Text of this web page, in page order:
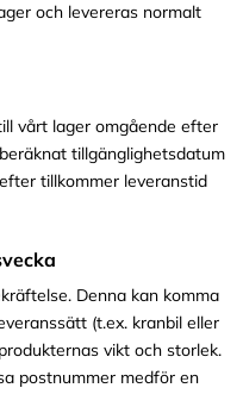
och levereras normalt
vårt lager omgående efter
tillgänglighetsdatum
tillkommer leveranstid
Denna kan komma
(t.ex. kranbil eller
vikt och storlek.
postnummer medför en